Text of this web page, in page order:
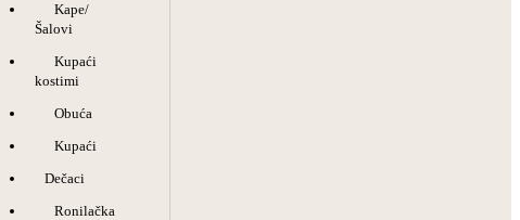
Kape/
Šalovi
Kupaći
kostimi
Obuća
Kupaći
Dečaci
Ronilačka